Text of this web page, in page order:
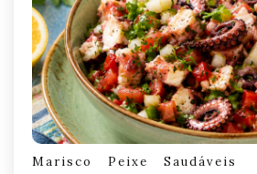
Marisco Peixe Saudáveis